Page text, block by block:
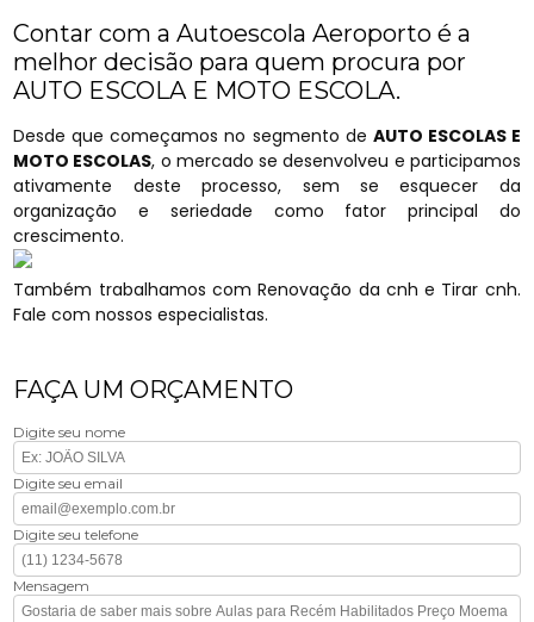
Contar com a Autoescola Aeroporto é a
melhor decisão para quem procura por
AUTO ESCOLA E MOTO ESCOLA.
Desde que começamos no segmento de AUTO ESCOLAS E
MOTO ESCOLAS, o mercado se desenvolveu e participamos
ativamente deste processo, sem se esquecer da
organização e seriedade como fator principal do
crescimento.
Também trabalhamos com Renovação da cnh e Tirar cnh.
Fale com nossos especialistas.
FAÇA UM ORÇAMENTO
Digite seu nome
Digite seu email
Digite seu telefone
Mensagem